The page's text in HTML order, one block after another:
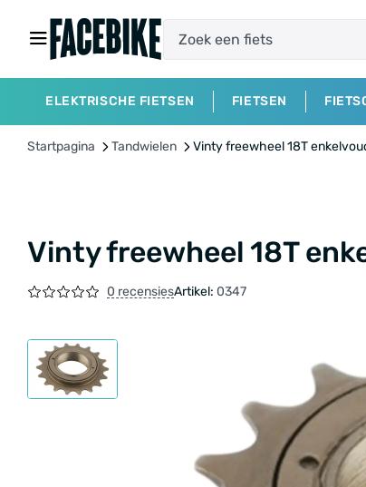
ELEKTRISCHE FIETSEN FIETSEN
Startpagina Tandwielen Vinty freewheel 18T
Vinty freewheel 18T
0 recensiesArtikel: 0347